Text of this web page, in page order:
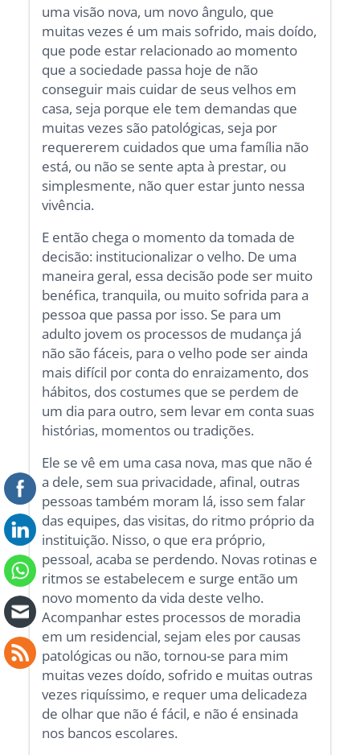
uma visão nova, um novo ângulo, que
muitas vezes é um mais sofrido, mais doído,
que pode estar relacionado ao momento
que a sociedade passa hoje de não
conseguir mais cuidar de seus velhos em
casa, seja porque ele tem demandas que
muitas vezes são patológicas, seja por
requererem cuidados que uma família não
está, ou não se sente apta à prestar, ou
simplesmente, não quer estar junto nessa
vivência.
E então chega o momento da tomada de
decisão: institucionalizar o velho. De uma
maneira geral, essa decisão pode ser muito
benéfica, tranquila, ou muito sofrida para a
pessoa que passa por isso. Se para um
adulto jovem os processos de mudança já
não são fáceis, para o velho pode ser ainda
mais difícil por conta do enraizamento, dos
hábitos, dos costumes que se perdem de
um dia para outro, sem levar em conta suas
histórias, momentos ou tradições.
Ele se vê em uma casa nova, mas que não é
a dele, sem sua privacidade, afinal, outras
pessoas também moram lá, isso sem falar
das equipes, das visitas, do ritmo próprio da
instituição. Nisso, o que era próprio,
pessoal, acaba se perdendo. Novas rotinas e
ritmos se estabelecem e surge então um
novo momento da vida deste velho.
Acompanhar estes processos de moradia
em um residencial, sejam eles por causas
patológicas ou não, tornou-se para mim
muitas vezes doído, sofrido e muitas outras
vezes riquíssimo, e requer uma delicadeza
de olhar que não é fácil, e não é ensinada
nos bancos escolares.